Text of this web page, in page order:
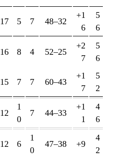
17 5 7 48–32
+1
6
5
6
16 8 4 52–25
+2
7
5
6
15 7 7 60–43
+1
7
5
2
12
1
0
7 44–33
+1
1
4
6
12 6
1
0
47–38 +9
4
2